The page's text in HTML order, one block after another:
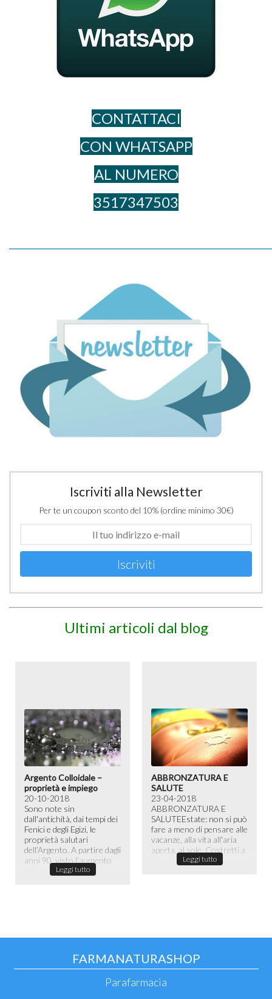
CONTATTACI
CON WHATSAPP
AL NUME​RO
3517347503
Iscriviti alla Newsletter
Per te un coupon sconto del 10% (ordine minimo 30€)
Iscriviti
Ultimi articoli dal blog
Argento Colloidale –
proprietà e impiego
20-10-2018
Sono note sin
dall'antichità, dai tempi dei
Fenici e degli Egizi, le
proprietà salutari
dell’Argento. A partire dagli
anni 90, visto l’aumento
Leggi tutto
ABBRONZATURA E
SALUTE
23-04-2018
ABBRONZATURA E
SALUTE​ Estate: non si può
fare a meno di pensare alle
vacanze, alla vita all'aria
aperta, al sole. Costretti a
passare la maggior ...
Leggi tutto
FARMANATURASHOP
Parafarmacia